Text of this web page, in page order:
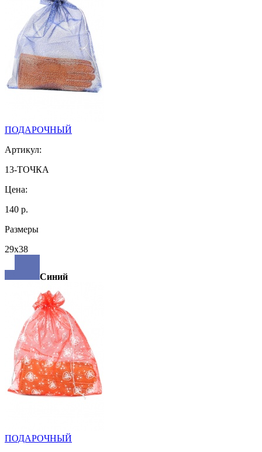
ПОДАРОЧНЫЙ
Артикул:
13-ТОЧКА
Цена:
140 р.
Размеры
29х38
Синий
ПОДАРОЧНЫЙ